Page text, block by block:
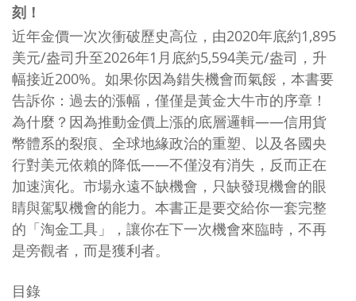
刻！
近年金價一次次衝破歷史高位，由2020年底約1,895
美元/盎司升至2026年1月底約5,594美元/盎司，升
幅接近200%。如果你因為錯失機會而氣餒，本書要
告訴你：過去的漲幅，僅僅是黃金大牛市的序章！
為什麼？因為推動金價上漲的底層邏輯——信用貨
幣體系的裂痕、全球地緣政治的重塑、以及各國央
行對美元依賴的降低——不僅沒有消失，反而正在
加速演化。市場永遠不缺機會，只缺發現機會的眼
睛與駕馭機會的能力。本書正是要交給你一套完整
的「淘金工具」，讓你在下一次機會來臨時，不再
是旁觀者，而是獲利者。
目錄